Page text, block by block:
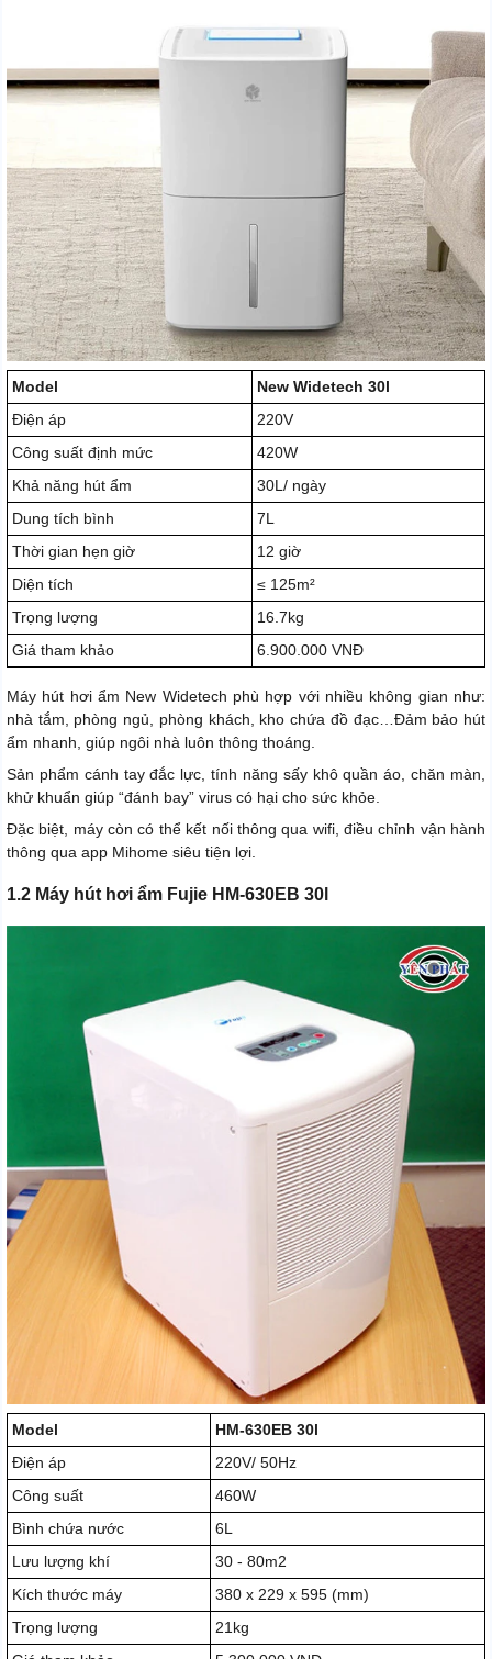
Model
New Widetech 30l
Điện áp
220V
Công suất định mức
420W
Khả năng hút ẩm
30L/ ngày
Dung tích bình
7L
Thời gian hẹn giờ
12 giờ
Diện tích
≤ 125m²
Trọng lượng
16.7kg
Giá tham khảo
6.900.000 VNĐ
Máy hút hơi ẩm New Widetech phù hợp với nhiều không gian như:
nhà tắm, phòng ngủ, phòng khách, kho chứa đồ đạc…Đảm bảo hút
ẩm nhanh, giúp ngôi nhà luôn thông thoáng.
Sản phẩm cánh tay đắc lực, tính năng sấy khô quần áo, chăn màn,
khử khuẩn giúp “đánh bay” virus có hại cho sức khỏe.
Đặc biệt, máy còn có thể kết nối thông qua wifi, điều chỉnh vận hành
thông qua app Mihome siêu tiện lợi.
1.2 Máy hút hơi ẩm Fujie HM-630EB 30l
Model
HM-630EB 30l
Điện áp
220V/ 50Hz
Công suất
460W
Bình chứa nước
6L
Lưu lượng khí
30 - 80m2
Kích thước máy
380 x 229 x 595 (mm)
Trọng lượng
21kg